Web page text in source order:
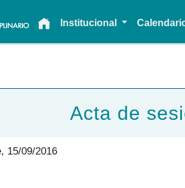
Institucional
Acta de
15/09/2016